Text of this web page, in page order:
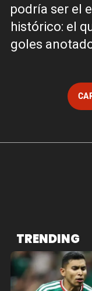
podría ser el
histórico: el
goles
TRENDING